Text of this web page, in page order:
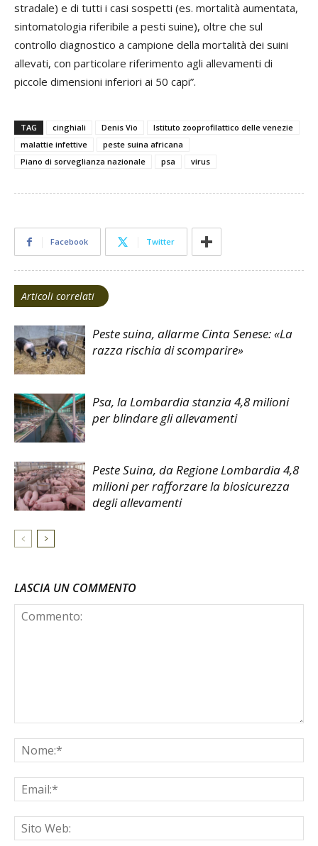
stradale) e di tutti i casi sospetti (es. mortalità aumentata,
sintomatologia riferibile a pesti suine), oltre che sul
controllo diagnostico a campione della mortalità dei suini
allevati, con particolare riferimento agli allevamenti di
piccole dimensioni inferiori ai 50 capi”.
TAG cinghiali Denis Vio
Istituto zooprofilattico delle venezie
malattie infettive
peste suina africana
Piano di sorveglianza nazionale
psa virus
Facebook Twitter
Articoli correlati
Peste suina, allarme Cinta Senese: «La
razza rischia di scomparire»
Psa, la Lombardia stanzia 4,8 milioni
per blindare gli allevamenti
Peste Suina, da Regione Lombardia 4,8
milioni per rafforzare la biosicurezza
degli allevamenti
LASCIA UN COMMENTO